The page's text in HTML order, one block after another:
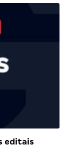
editais